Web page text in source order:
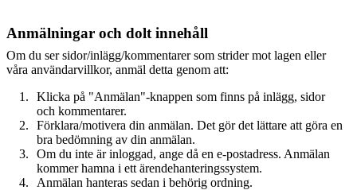
Anmälningar och dolt innehåll
Om du ser sidor/inlägg/kommentarer som strider mot lagen eller
våra användarvillkor, anmäl detta genom att:
Klicka på "Anmälan"-knappen som finns på inlägg, sidor
och kommentarer.
Förklara/motivera din anmälan. Det gör det lättare att göra en
bra bedömning av din anmälan.
Om du inte är inloggad, ange då en e-postadress. Anmälan
kommer hamna i ett ärendehanteringssystem.
Anmälan hanteras sedan i behörig ordning.